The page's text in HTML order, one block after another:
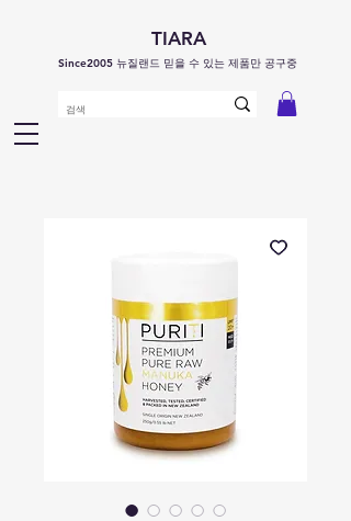
TIARA
Since2005 뉴질랜드 믿을 수 있는 제품만 공구중